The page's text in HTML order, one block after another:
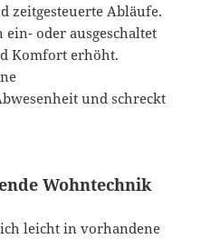
zeitgesteuerte Abläufe.
oder ausgeschaltet
Komfort erhöht.
und schreckt
Wohntechnik
leicht in vorhandene